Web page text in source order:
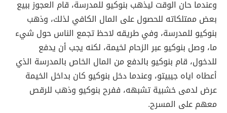
وعندما حان الوقت ليذهب بنوكيو للمدرسة، قام العجوز ببيع
بعض ممتلكاته للحصول على المال الكافي لذلك، وذهب
بنوكيو للمدرسة، وفي طريقه لاحظ تجمع الناس حول شيء
ما، وصل بنوكيو عبر الزحام لخيمة، لكنه يجب أن يدفع
للدخول، قام بنوكيو بالدفع من المال الخاص بالمدرسة الذي
أعطاه اياه جيبيتو، وعندما دخل بنوكيو كان بداخل الخيمة
عرض لدمى خشبية تشبهه، ففرح بنوكيو وذهب للرقص
معهم على المسرح.